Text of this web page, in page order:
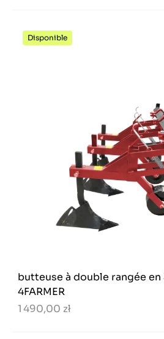
Disponible
butteuse à double rangée
4FARMER
1 490,00 zł